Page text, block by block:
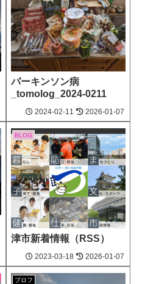
パーキンソン病
_tomolog_2024-0211
2024‐02-11 2026‐01-07
BLOG
津市新着情報（RSS）
2023‐03-18 2026‐01-07
プロフ